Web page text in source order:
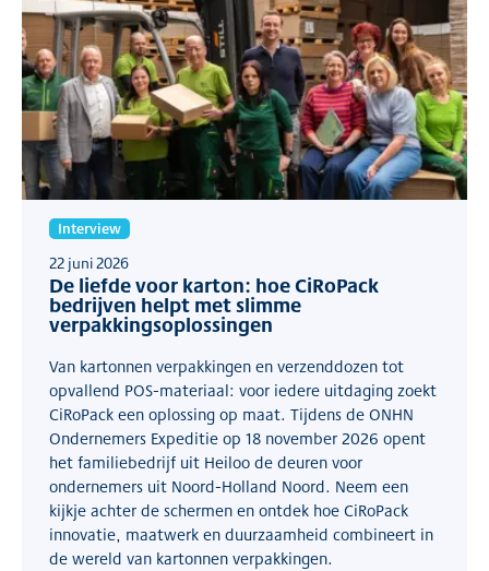
Interview
22 juni 2026
De liefde voor karton: hoe CiRoPack
bedrijven helpt met slimme
verpakkingsoplossingen
Van kartonnen verpakkingen en verzenddozen tot
opvallend POS-materiaal: voor iedere uitdaging zoekt
CiRoPack een oplossing op maat. Tijdens de ONHN
Ondernemers Expeditie op 18 november 2026 opent
het familiebedrijf uit Heiloo de deuren voor
ondernemers uit Noord-Holland Noord. Neem een
kijkje achter de schermen en ontdek hoe CiRoPack
innovatie, maatwerk en duurzaamheid combineert in
de wereld van kartonnen verpakkingen.